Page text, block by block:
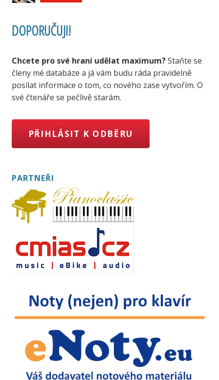
DOPORUČUJI!
Chcete pro své hraní udělat maximum?Staňte se
členy mé databáze a já vám budu ráda pravidelně
posílat informace o tom, co nového zase vytvořím. O
své čtenáře se pečlivě starám.
PŘIHLÁSIT K ODBĚRU
PARTNEŘI